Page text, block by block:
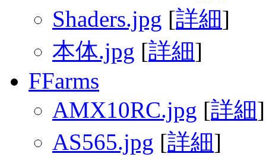
Shaders.jpg [詳細]
本体.jpg [詳細]
FFarms
AMX10RC.jpg [詳細]
AS565.jpg [詳細]